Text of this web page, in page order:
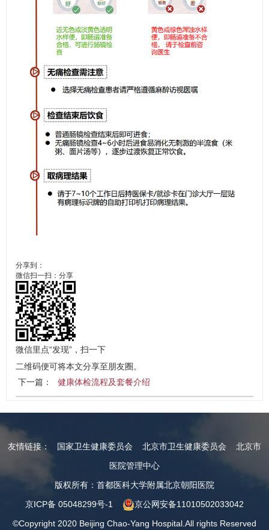
分享到：
微信扫一扫：分享
微信里点“发现”，扫一下
二维码便可将本文分享至朋友圈。
下一篇：
健康体检流程及套餐介绍
友情链接： 国家卫生健康委员会 北京市卫生健康委员会
北京市
医院管理中心
版权所有：首都医科大学附属北京朝阳医院
京ICP备 05048299号-1
京公网安备11010502033042
©Copyright 2020 Beijing Chao-Yang Hospital.All rights Reserved